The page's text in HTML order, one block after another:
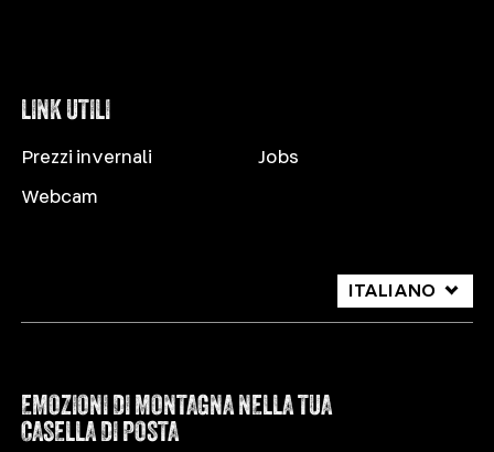
LINK UTILI
Prezzi invernali
Webcam
Jobs
ITALIANO
DEUTSCH
EMOZIONI DI MONTAGNA NELLA TUA
CASELLA DI POSTA